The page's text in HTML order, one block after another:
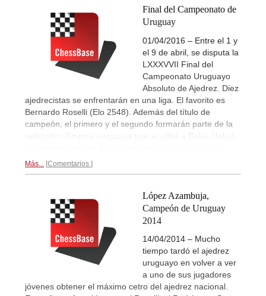
Final del Campeonato de
Uruguay
01/04/2016 – Entre el 1 y
el 9 de abril, se disputa la
LXXXVVII Final del
Campeonato Uruguayo
Absoluto de Ajedrez. Diez
ajedrecistas se enfrentarán en una liga. El favorito es
Bernardo Roselli (Elo 2548). Además del título de
campeón, el primero y el segundo formarán parte de la
selección olímpica uruguaya que acudirá a Bakú. Habrá
Más... Comentarios
López Azambuja,
Campeón de Uruguay
2014
14/04/2014 – Mucho
tiempo tardó el ajedrez
uruguayo en volver a ver
a uno de sus jugadores
jóvenes obtener el máximo cetro del ajedrez nacional.